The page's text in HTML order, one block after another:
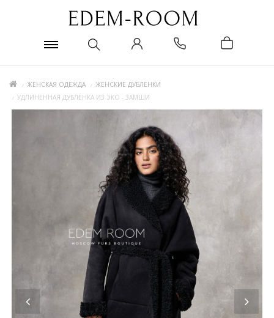
ЖЕНСКАЯ ОДЕЖДА
ЖЕНСКИЕ ДУБЛЕНКИ
УДЛИНЕННАЯ ДУБЛЁНКА ИЗ ЭКО - ЗАМШИ